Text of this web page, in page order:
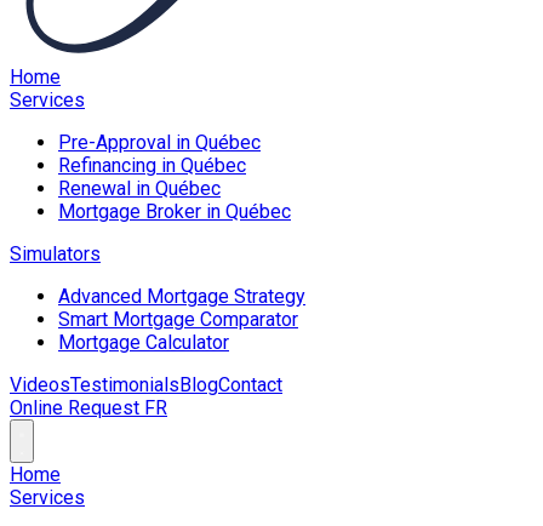
Home
Services
Pre-Approval in Québec
Refinancing in Québec
Renewal in Québec
Mortgage Broker in Québec
Simulators
Advanced Mortgage Strategy
Smart Mortgage Comparator
Mortgage Calculator
VideosTestimonialsBlogContact
Online Request FR
Home
Services